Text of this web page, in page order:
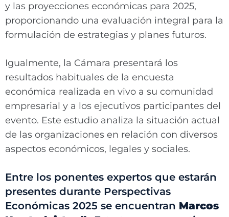
y las proyecciones económicas para 2025,
proporcionando una evaluación integral para la
formulación de estrategias y planes futuros.
Igualmente, la Cámara presentará los
resultados habituales de la encuesta
económica realizada en vivo a su comunidad
empresarial y a los ejecutivos participantes del
evento. Este estudio analiza la situación actual
de las organizaciones en relación con diversos
aspectos económicos, legales y sociales.
Entre los ponentes expertos que estarán
presentes durante Perspectivas
Económicas 2025 se encuentran Marcos